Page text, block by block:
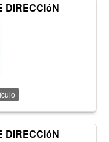
DIRECCIóN
DIRECCIóN